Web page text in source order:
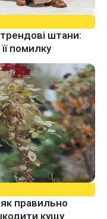
штани:
помилку
правильно
кущу